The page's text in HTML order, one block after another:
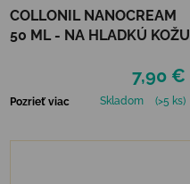
COLLONIL NANOCREAM
50 ML - NA HLADKÚ KOŽU
7,90 €
Pozrieť viac Skladom (>5 ks)